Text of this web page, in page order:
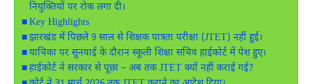
नियुक्तियों पर रोक लगा दी।
Key Highlights
झारखंड में पिछले 9 साल से शिक्षक पात्रता परीक्षा (JTET) नहीं हुई।
याचिका पर सुनवाई के दौरान स्कूली शिक्षा सचिव हाईकोर्ट में पेश हुए।
हाईकोर्ट ने सरकार से पूछा – अब तक JTET क्यों नहीं कराई गई?